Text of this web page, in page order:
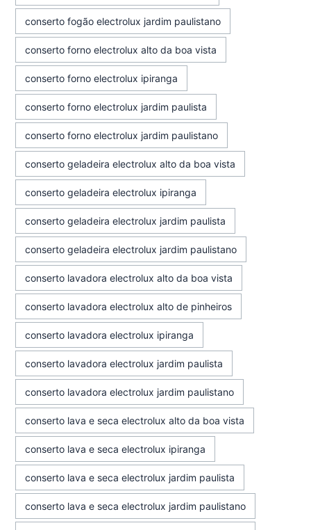
conserto fogão electrolux jardim paulistano
conserto forno electrolux alto da boa vista
conserto forno electrolux ipiranga
conserto forno electrolux jardim paulista
conserto forno electrolux jardim paulistano
conserto geladeira electrolux alto da boa vista
conserto geladeira electrolux ipiranga
conserto geladeira electrolux jardim paulista
conserto geladeira electrolux jardim paulistano
conserto lavadora electrolux alto da boa vista
conserto lavadora electrolux alto de pinheiros
conserto lavadora electrolux ipiranga
conserto lavadora electrolux jardim paulista
conserto lavadora electrolux jardim paulistano
conserto lava e seca electrolux alto da boa vista
conserto lava e seca electrolux ipiranga
conserto lava e seca electrolux jardim paulista
conserto lava e seca electrolux jardim paulistano